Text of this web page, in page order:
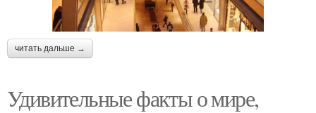
читать дальше →
Удивительные факты о мире,